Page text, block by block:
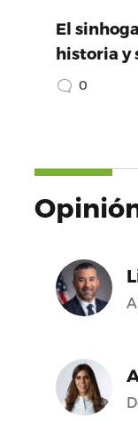
El
historia y
0